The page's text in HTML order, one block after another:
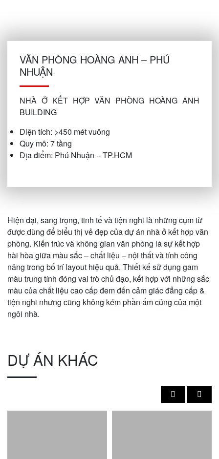
VĂN PHÒNG HOÀNG ANH – PHÚ
NHUẬN
NHÀ Ở KẾT HỢP VĂN PHÒNG HOÀNG ANH
BUILDING
Diện tích: >450 mét vuông
Quy mô: 7 tầng
Địa điểm: Phú Nhuận – TP.HCM
Hiện đại, sang trọng, tinh tế và tiện nghi là những cụm từ
được dùng để biểu thị vẻ đẹp của dự án nhà ở kết hợp văn
phòng. Kiến trúc và không gian văn phòng là sự kết hợp
hài hòa giữa màu sắc – chất liệu – nội thất và tính công
năng trong bố trí layout hiệu quả. Thiết kế sử dụng gam
màu trung tính đóng vai trò chủ đạo, kết hợp với những sắc
màu của chất liệu cao cấp đem đến cảm giác đẳng cấp &
tiện nghi nhưng cũng không kém phần ấm cúng của một
ngôi nhà.
DỰ ÁN KHÁC